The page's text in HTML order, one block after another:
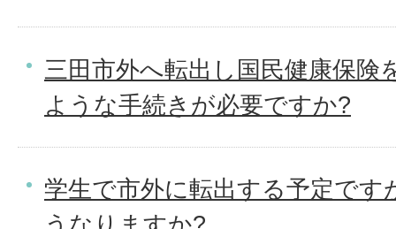
三田市外へ転出し国民健康保険
ような手続きが必要ですか?
学生で市外に転出する予定です